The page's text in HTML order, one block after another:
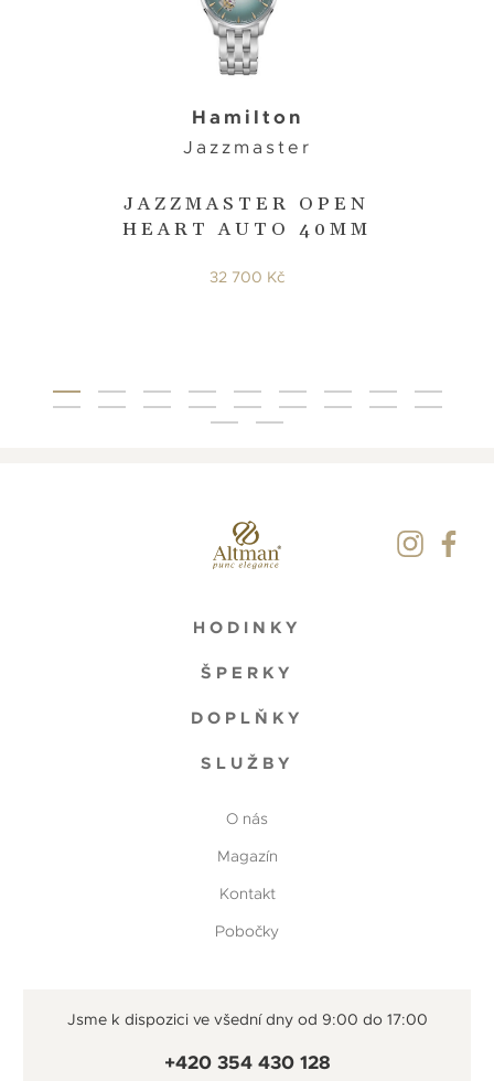
JAZZMASTER OPEN
HEART AUTO 40MM
Hamilton
Jazzmaster
32 700 Kč
HODINKY
ŠPERKY
DOPLŇKY
SLUŽBY
O nás
Magazín
Kontakt
Pobočky
Jsme k dispozici ve všední dny od 9:00 do 17:00
+420 354 430 128